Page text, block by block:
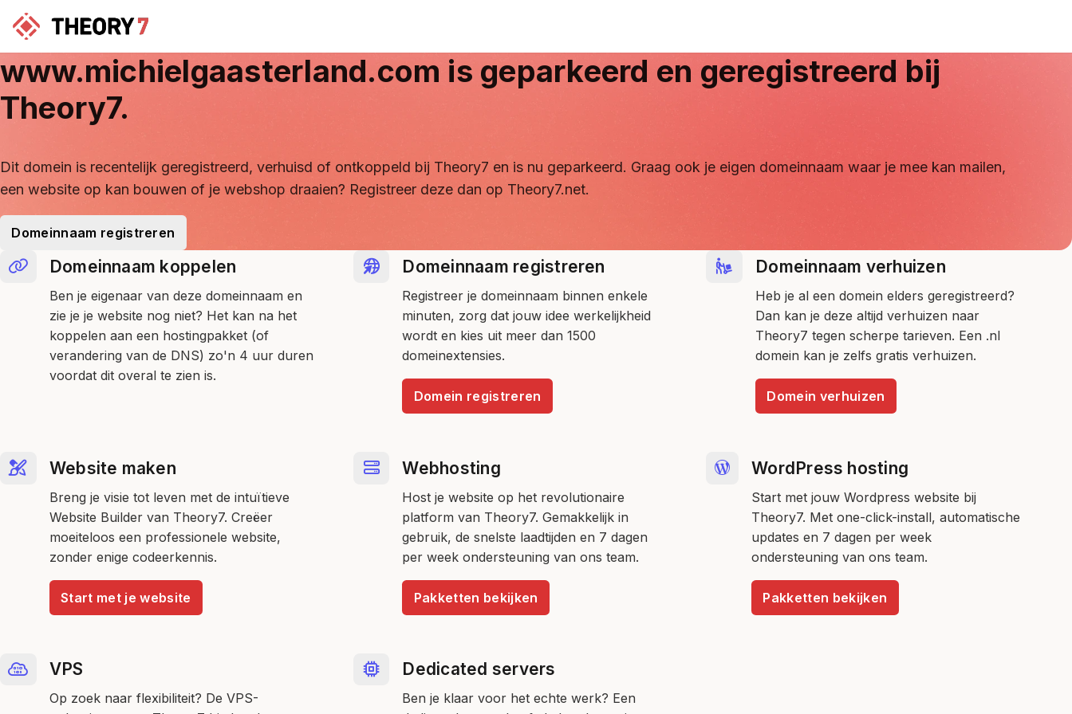
www.michielgaasterland.com is geparkeerd en geregistreerd bij
Theory7.
Dit domein is recentelijk geregistreerd, verhuisd of ontkoppeld bij Theory7 en is nu geparkeerd. Graag ook je eigen domeinnaam waar je mee kan mailen,
een website op kan bouwen of je webshop draaien? Registreer deze dan op Theory7.net.
Domeinnaam registreren
Domeinnaam koppelen
Ben je eigenaar van deze domeinnaam en
zie je je website nog niet? Het kan na het
koppelen aan een hostingpakket (of
verandering van de DNS) zo'n 4 uur duren
voordat dit overal te zien is.
Domeinnaam registreren
Registreer je domeinnaam binnen enkele
minuten, zorg dat jouw idee werkelijkheid
wordt en kies uit meer dan 1500
domeinextensies.
Domein registreren
Domeinnaam verhuizen
Heb je al een domein elders geregistreerd?
Dan kan je deze altijd verhuizen naar
Theory7 tegen scherpe tarieven. Een .nl
domein kan je zelfs gratis verhuizen.
Domein verhuizen
Website maken
Breng je visie tot leven met de intuïtieve
Website Builder van Theory7. Creëer
moeiteloos een professionele website,
zonder enige codeerkennis.
Start met je website
Webhosting
Host je website op het revolutionaire
platform van Theory7. Gemakkelijk in
gebruik, de snelste laadtijden en 7 dagen
per week ondersteuning van ons team.
Pakketten bekijken
WordPress hosting
Start met jouw Wordpress website bij
Theory7. Met one-click-install, automatische
updates en 7 dagen per week
ondersteuning van ons team.
Pakketten bekijken
VPS
Op zoek naar flexibiliteit? De VPS-
Dedicated servers
Ben je klaar voor het echte werk? Een